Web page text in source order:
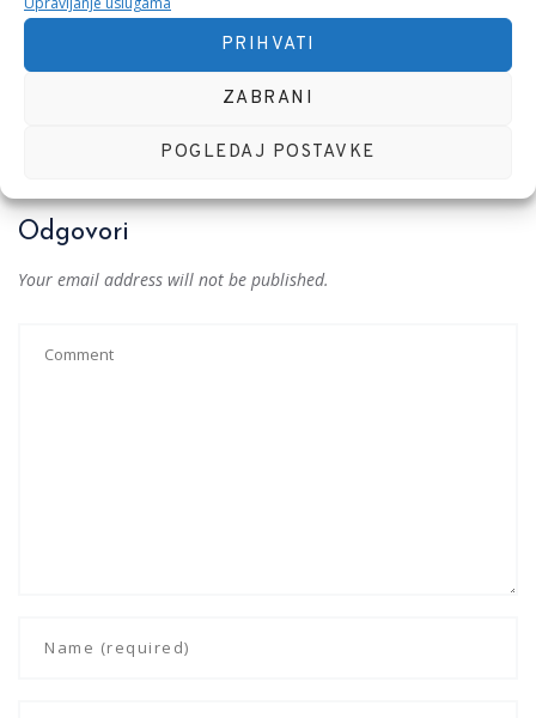
PRIHVATI
ZABRANI
POGLEDAJ POSTAVKE
PREVIOUS POST
Odgovori
Your email address will not be published.